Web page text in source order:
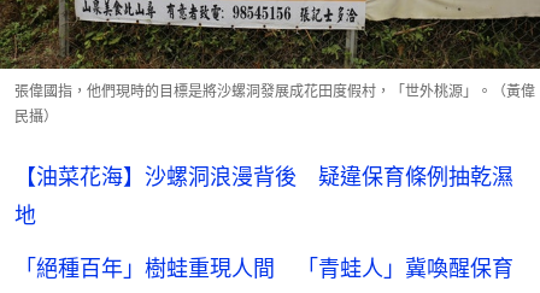
張偉國指，他們現時的目標是將沙螺洞發展成花田度假村，「世外桃源」。（黃偉
民攝）
【油菜花海】沙螺洞浪漫背後 疑違保育條例抽乾濕
地
「絕種百年」樹蛙重現人間 「青蛙人」冀喚醒保育